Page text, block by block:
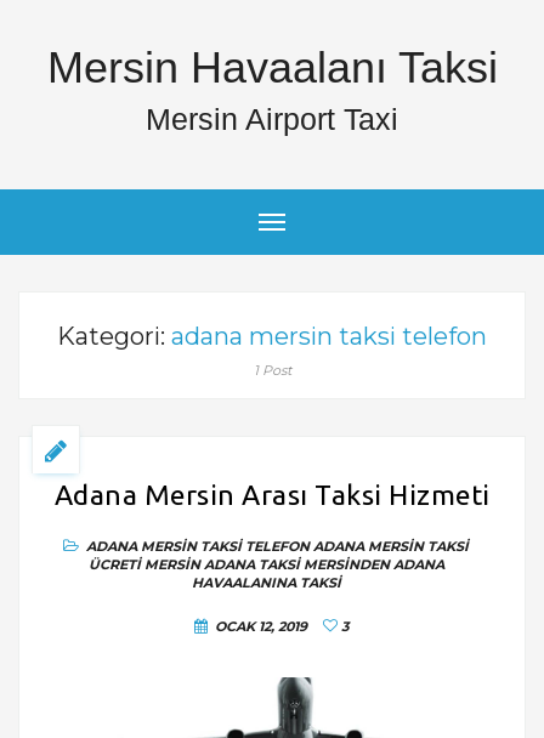
Mersin Havaalanı Taksi
Mersin Airport Taxi
Kategori: adana mersin taksi telefon
1 Post
Adana Mersin Arası Taksi Hizmeti
ADANA MERSIN TAKSI TELEFON ADANA MERSIN TAKSI
ÜCRETI MERSIN ADANA TAKSI MERSINDEN ADANA
HAVAALANINA TAKSI
OCAK 12, 2019 3